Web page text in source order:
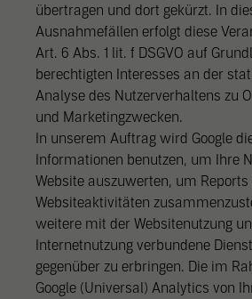
übertragen und dort gekürzt. In
Ausnahmefällen erfolgt diese
Art. 6 Abs. 1 lit. f DSGVO auf
berechtigten Interesses an der
Analyse des Nutzerverhaltens zu
und Marketingzwecken.
In unserem Auftrag wird Google
Informationen benutzen, um Ihre
Website auszuwerten, um
Websiteaktivitäten
weitere mit der Websitenutzung
Internetnutzung verbundene
gegenüber zu erbringen. Die im
Google (Universal) Analytics von